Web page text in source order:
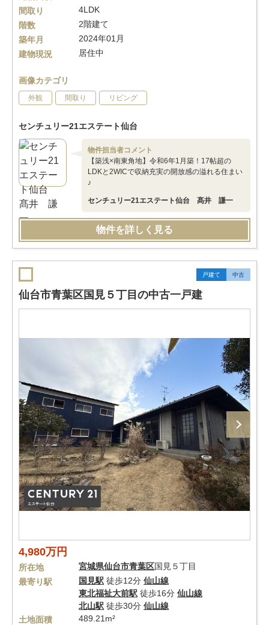
間取り
4LDK
階数
2階建て
築年月
2024年01月
建物現況
居住中
画像カテゴリ
外観 間取り リビング
センチュリー21エステート仙台
物件担当者コメント
【築浅×南東角地】令和6年1月築！17帖超の
LDKと2WICで収納充実の開放感の溢れる住まい
♪
センチュリー21エステート仙台 髙井 謙一
物件を詳しく見る
戸建て 中古
仙台市青葉区国見５丁目の中古一戸建
4,980万円
所在地 宮城県仙台市青葉区国見５丁目
最寄り駅
国見駅 徒歩12分 仙山線
東北福祉大前駅 徒歩16分 仙山線
北山駅 徒歩30分 仙山線
土地面積
489.21m²